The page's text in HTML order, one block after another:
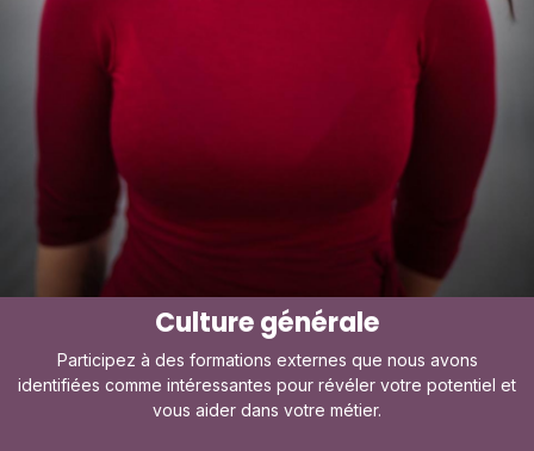
Culture générale
Participez à des formations externes que nous avons
identifiées comme intéressantes pour révéler votre potentiel et
vous aider dans votre métier.